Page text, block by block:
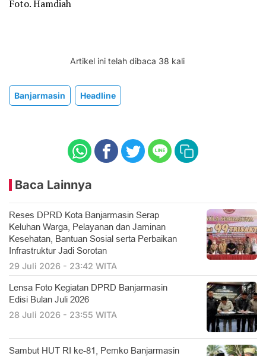
Foto. Hamdiah
Artikel ini telah dibaca 38 kali
Banjarmasin Headline
Baca Lainnya
Reses DPRD Kota Banjarmasin Serap
Keluhan Warga, Pelayanan dan Jaminan
Kesehatan, Bantuan Sosial serta Perbaikan
Infrastruktur Jadi Sorotan
29 Juli 2026 - 23:42 WITA
Lensa Foto Kegiatan DPRD Banjarmasin
Edisi Bulan Juli 2026
28 Juli 2026 - 23:55 WITA
Sambut HUT RI ke-81, Pemko Banjarmasin